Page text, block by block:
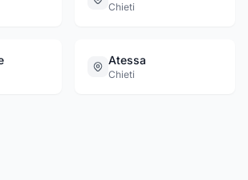
Chieti
Atessa
Chieti